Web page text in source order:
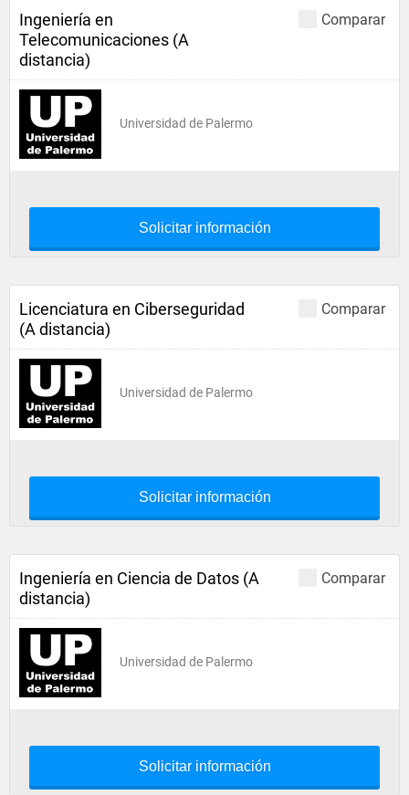
Comparar
Ingeniería en
Telecomunicaciones (A
distancia)
Universidad de Palermo
Solicitar información
Comparar
Licenciatura en Ciberseguridad
(A distancia)
Universidad de Palermo
Solicitar información
Comparar
Ingeniería en Ciencia de Datos (A
distancia)
Universidad de Palermo
Solicitar información